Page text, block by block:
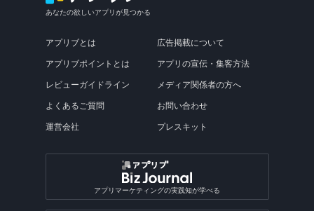
あなたの欲しいアプリが見つかる
アプリブとは
アプリブポイントとは
レビューガイドライン
よくあるご質問
運営会社
広告掲載について
アプリの宣伝・集客方法
メディア関係者の方へ
お問い合わせ
プレスキット
アプリマーケティングの実践知が学べる